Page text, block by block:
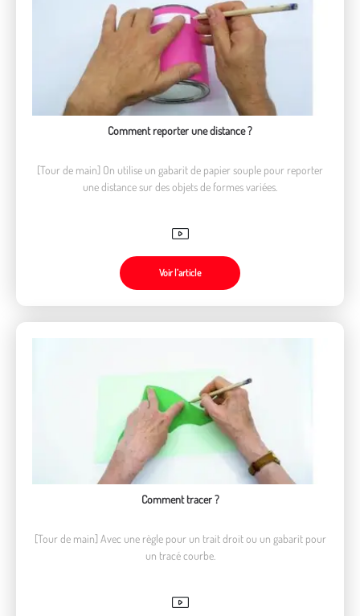
Comment reporter une distance ?
[Tour de main] On utilise un gabarit de papier souple pour reporter
une distance sur des objets de formes variées.
Voir l’article
Comment tracer ?
[Tour de main] Avec une règle pour un trait droit ou un gabarit pour
un tracé courbe.